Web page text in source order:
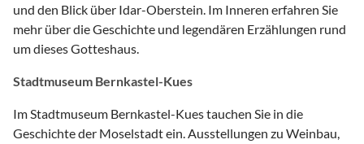
und den Blick über Idar-Oberstein. Im Inneren erfahren Sie
mehr über die Geschichte und legendären Erzählungen rund
um dieses Gotteshaus.
Stadtmuseum Bernkastel-Kues
Im Stadtmuseum Bernkastel-Kues tauchen Sie in die
Geschichte der Moselstadt ein. Ausstellungen zu Weinbau,